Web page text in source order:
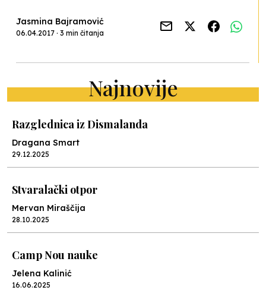
Jasmina Bajramović
06.04.2017 · 3 min čitanja
Najnovije
Razglednica iz Dismalanda
Dragana Smart
29.12.2025
Stvaralački otpor
Mervan Miraščija
28.10.2025
Camp Nou nauke
Jelena Kalinić
16.06.2025